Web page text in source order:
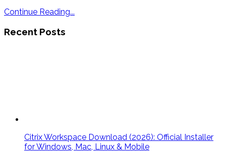
Continue Reading...
Recent Posts
Citrix Workspace Download (2026): Official Installer
for Windows, Mac, Linux & Mobile